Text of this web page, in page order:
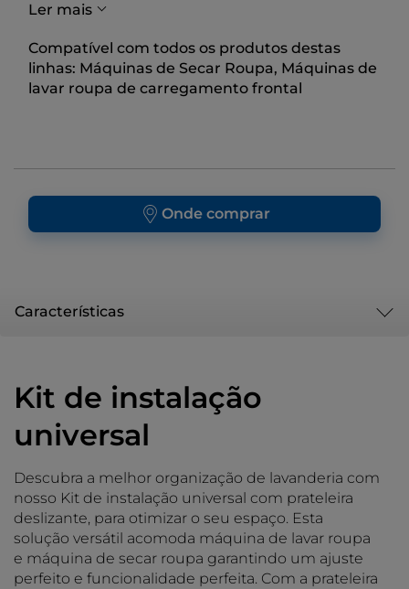
Ler mais
Compatível com todos os produtos destas
linhas: Máquinas de Secar Roupa, Máquinas de
lavar roupa de carregamento frontal
Onde comprar
Características
Kit de instalação
universal
Descubra a melhor organização de lavanderia com
nosso Kit de instalação universal com prateleira
deslizante, para otimizar o seu espaço. Esta
solução versátil acomoda máquina de lavar roupa
e máquina de secar roupa garantindo um ajuste
perfeito e funcionalidade perfeita. Com a prateleira